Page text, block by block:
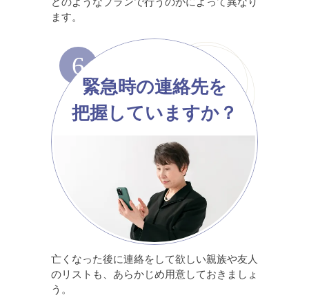
どのようなプランで行うのかによって異なり
ます。
6
緊急時の連絡先を
把握していますか？
亡くなった後に連絡をして欲しい親族や友人
のリストも、あらかじめ用意しておきましょ
う。